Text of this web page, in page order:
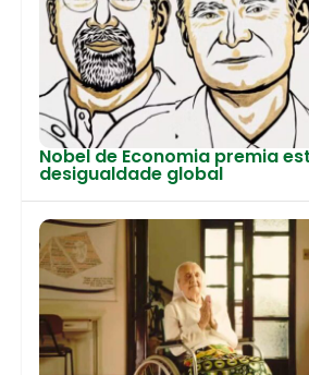
Nobel de Economia premia
desigualdade global